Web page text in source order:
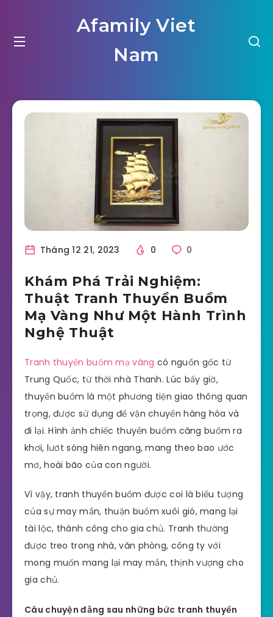
Afamily Viet
Nam
Tháng 12 21, 2023 0 0
Khám Phá Trải Nghiệm:
Thuật Tranh Thuyền Buồm
Mạ Vàng Như Một Hành Trình
Nghệ Thuật
Tranh thuyền buồm mạ vàng có nguồn gốc từ
Trung Quốc, từ thời nhà Thanh. Lúc bấy giờ,
thuyền buồm là một phương tiện giao thông quan
trọng, được sử dụng để vận chuyển hàng hóa và
đi lại. Hình ảnh chiếc thuyền buồm căng buồm ra
khơi, lướt sóng hiên ngang, mang theo bao ước
mơ, hoài bão của con người.
Vì vậy, tranh thuyền buồm được coi là biểu tượng
của sự may mắn, thuận buồm xuôi gió, mang lại
tài lộc, thành công cho gia chủ. Tranh thường
được treo trong nhà, văn phòng, công ty với
mong muốn mang lại may mắn, thịnh vượng cho
gia chủ.
Câu chuyện đằng sau những bức tranh thuyền